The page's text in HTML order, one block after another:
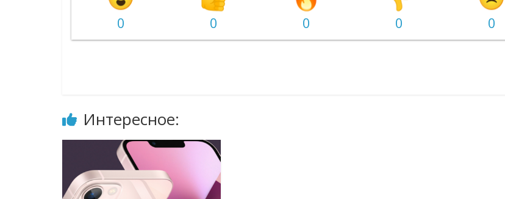
0 0 0 0 0
Интересное: